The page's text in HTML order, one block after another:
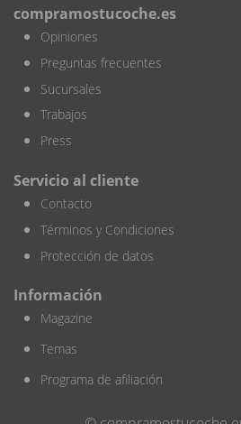
compramostucoche.es
Opiniones
Preguntas frecuentes
Sucursales
Trabajos
Press
Servicio al cliente
Contacto
Términos y Condiciones
Protección de datos
Información
Magazine
Temas
Programa de afiliación